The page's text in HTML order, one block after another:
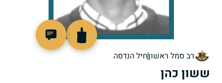
רב סמל ראשוןחיל הנדסה
ששון כהן